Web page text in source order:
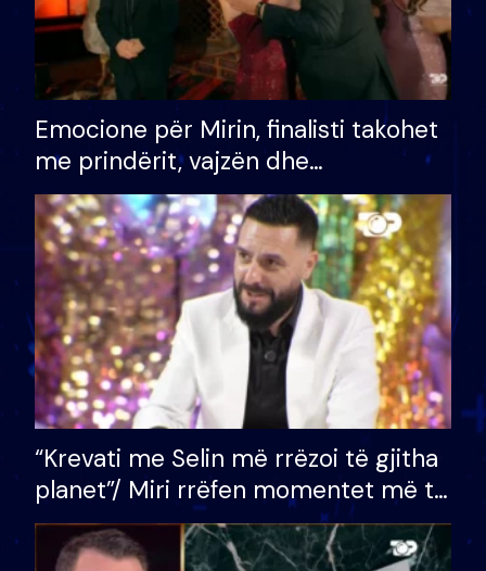
Emocione për Mirin, finalisti takohet
me prindërit, vajzën dhe
bashkëshorten: S’kemi ndonjë letër
divorci apo jo?
“Krevati me Selin më rrëzoi të gjitha
planet”/ Miri rrëfen momentet më të
bukura në shtëpinë e BB VIP: Do më
mungojë zilja e mëngjesit kur…